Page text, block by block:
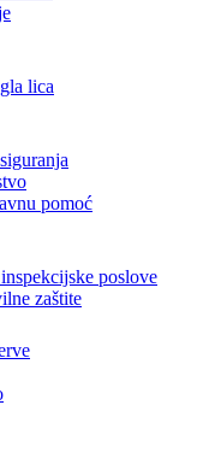
lica
pomoć
poslove
zaštite